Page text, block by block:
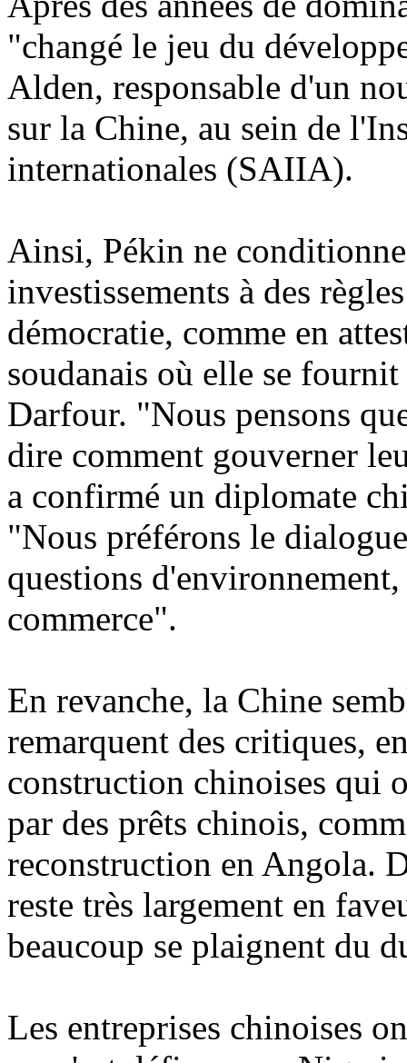
"changé le jeu du
Alden, responsable d'un
sur la Chine, au sein de
internationales (SAIIA).
Ainsi, Pékin ne
investissements à des
démocratie, comme en
soudanais où elle se
Darfour. "Nous pensons
dire comment gouverner
a confirmé un diplomate
"Nous préférons le
questions
commerce".
En revanche, la Chine
remarquent des critiques,
construction chinoises qui
par des prêts chinois,
reconstruction en Angola.
reste très largement en
beaucoup se plaignent du
Les entreprises chinoises